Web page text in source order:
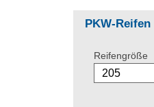
PKW-Reifen
Reifengröße